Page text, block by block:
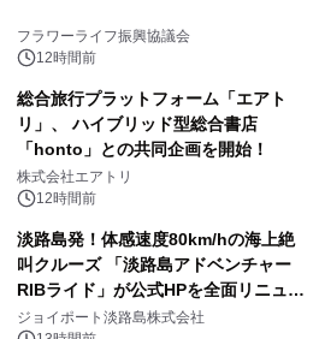
フラワーライフ振興協議会
12時間前
総合旅行プラットフォーム「エアト
リ」、 ハイブリッド型総合書店
「honto」との共同企画を開始！
株式会社エアトリ
12時間前
淡路島発！体感速度80km/hの海上絶
叫クルーズ 「淡路島アドベンチャー
RIBライド」が公式HPを全面リニュー
アル！ ～スマホで即予約完了の「スマ
ジョイポート淡路島株式会社